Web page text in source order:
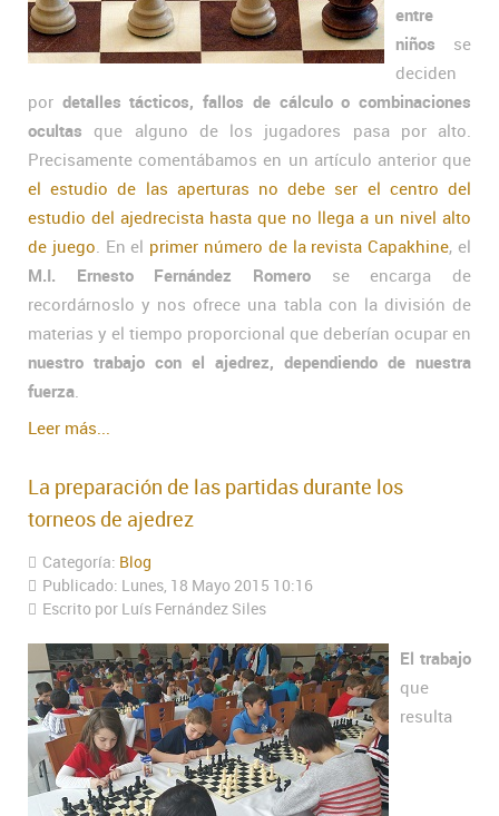
entre
niños se
deciden
por detalles tácticos, fallos de cálculo o combinaciones
ocultas que alguno de los jugadores pasa por alto.
Precisamente comentábamos en un artículo anterior que
el estudio de las aperturas no debe ser el centro del
estudio del ajedrecista hasta que no llega a un nivel alto
de juego . En el primer número de la revista Capakhine, el
M.I. Ernesto Fernández Romero se encarga de
recordárnoslo y nos ofrece una tabla con la división de
materias y el tiempo proporcional que deberían ocupar en
nuestro trabajo con el ajedrez, dependiendo de nuestra
fuerza
Leer más...
La preparación de las partidas durante los
torneos de ajedrez
Categoría: Blog
Publicado: Lunes, 18 Mayo 2015 10:16
Escrito por Luís Fernández Siles
El trabajo
que
resulta